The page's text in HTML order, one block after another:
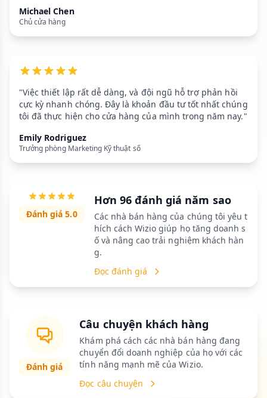
Michael Chen
Chủ cửa hàng
"Việc thiết lập rất dễ dàng, và đội ngũ hỗ trợ phản hồi
cực kỳ nhanh chóng. Đây là khoản đầu tư tốt nhất chúng
tôi đã thực hiện cho cửa hàng của mình trong năm nay."
Emily Rodriguez
Trưởng phòng Marketing Kỹ thuật số
Đánh giá 5.0
Hơn 96 đánh giá năm sao
Các nhà bán hàng của chúng tôi yêu t
hích cách Wizio giúp họ tăng doanh s
ố và nâng cao trải nghiệm khách hàn
g.
Đọc đánh giá
Đánh giá
Câu chuyện khách hàng
Khám phá cách các nhà bán hàng đang
chuyển đổi doanh nghiệp của họ với các
tính năng mạnh mẽ của Wizio.
Đọc câu chuyện